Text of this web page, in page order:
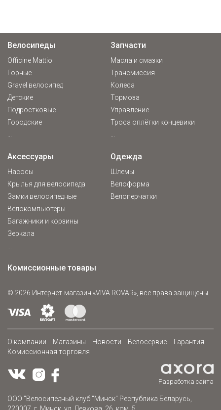
Велосипеды
Officine Mattio
Горные
Gravel велосипед
Детские
Подростковые
Городские
...
Запчасти
Масла и смазки
Трансмиссия
Колеса
Тормоза
Управление
Троса оплётки концевики
...
Аксессуары
Насосы
Крылья для велосипеда
Замки велосипедные
Велокомпьютеры
Багажники и корзины
Зеркала
...
Одежда
Шлемы
Велоформа
Велоперчатки
Комиссионные товары
© 2026 Интернет-магазин «VIVA ROVAR», все права защищены.
О компании Магазины Новости Велосервис
Гарантия
Комиссионная торговля
Разработка сайта
ООО "Велосипедный клуб "Минск" Республика Беларусь,